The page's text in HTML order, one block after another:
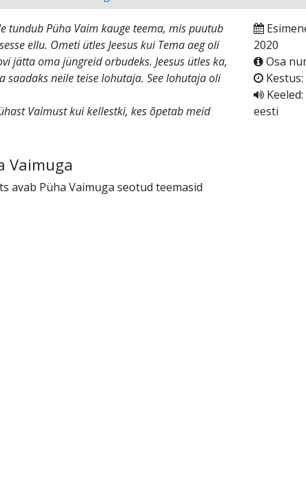
tundub Püha Vaim kauge teema, mis puutub
ellu. Ometi ütles Jeesus kui Tema aeg oli
jätta oma jüngreid orbudeks. Jeesus ütles ka,
saadaks neile teise lohutaja. See lohutaja oli
Vaimust kui kellestki, kes õpetab meid
Vaimuga
avab Püha Vaimuga seotud teemasid
2020
Osa
Kestus:
Keeled:
eesti